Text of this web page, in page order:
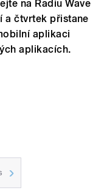
na Radiu Wave
a čtvrtek přistane
aplikaci
aplikacích.